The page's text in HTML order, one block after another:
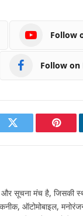
Follow
Follow on
Twitter
सूचना मंच है, जिसकी
ऑटोमोबाइल,